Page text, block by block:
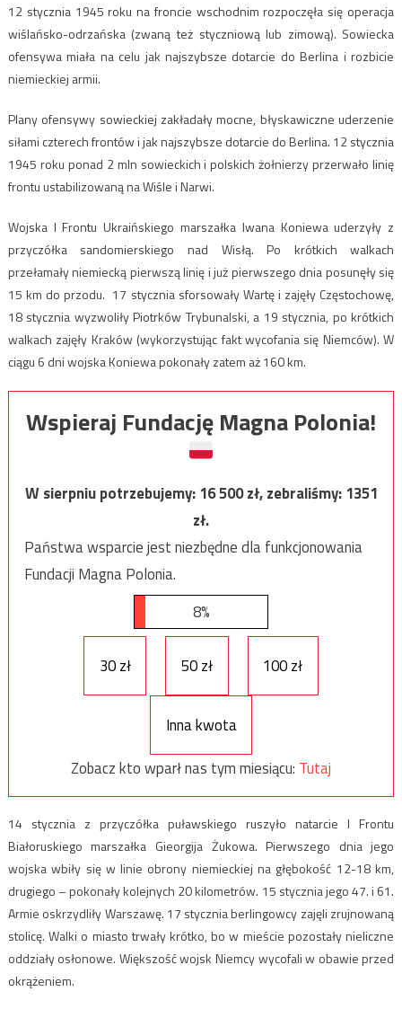
12 stycznia 1945 roku na froncie wschodnim rozpoczęła się operacja
wiślańsko-odrzańska (zwaną też styczniową lub zimową). Sowiecka
ofensywa miała na celu jak najszybsze dotarcie do Berlina i rozbicie
niemieckiej armii.
Plany ofensywy sowieckiej zakładały mocne, błyskawiczne uderzenie
siłami czterech frontów i jak najszybsze dotarcie do Berlina. 12 stycznia
1945 roku ponad 2 mln sowieckich i polskich żołnierzy przerwało linię
frontu ustabilizowaną na Wiśle i Narwi.
Wojska I Frontu Ukraińskiego marszałka Iwana Koniewa uderzyły z
przyczółka sandomierskiego nad Wisłą. Po krótkich walkach
przełamały niemiecką pierwszą linię i już pierwszego dnia posunęły się
15 km do przodu. 17 stycznia sforsowały Wartę i zajęły Częstochowę,
18 stycznia wyzwoliły Piotrków Trybunalski, a 19 stycznia, po krótkich
walkach zajęły Kraków (wykorzystując fakt wycofania się Niemców). W
ciągu 6 dni wojska Koniewa pokonały zatem aż 160 km.
Wspieraj Fundację Magna Polonia!
W sierpniu potrzebujemy:16 500zł, zebraliśmy:1351
zł.
Państwa wsparcie jest niezbędne dla funkcjonowania
Fundacji Magna Polonia.
8%
30 zł 50 zł 100 zł
Inna kwota
Zobacz kto wparł nas tym miesiącu: Tutaj
14 stycznia z przyczółka puławskiego ruszyło natarcie I Frontu
Białoruskiego marszałka Gieorgija Żukowa. Pierwszego dnia jego
wojska wbiły się w linie obrony niemieckiej na głębokość 12-18 km,
drugiego – pokonały kolejnych 20 kilometrów. 15 stycznia jego 47. i 61.
Armie oskrzydliły Warszawę. 17 stycznia berlingowcy zajęli zrujnowaną
stolicę. Walki o miasto trwały krótko, bo w mieście pozostały nieliczne
oddziały osłonowe. Większość wojsk Niemcy wycofali w obawie przed
okrążeniem.